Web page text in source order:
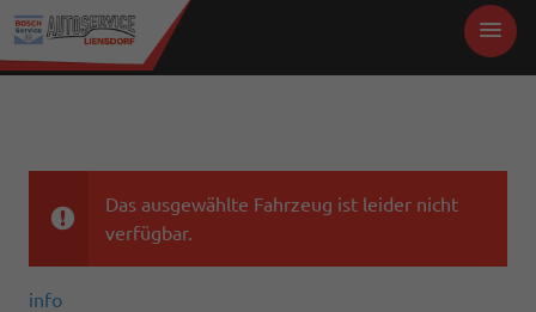
Das ausgewählte Fahrzeug ist leider nicht
verfügbar.
info